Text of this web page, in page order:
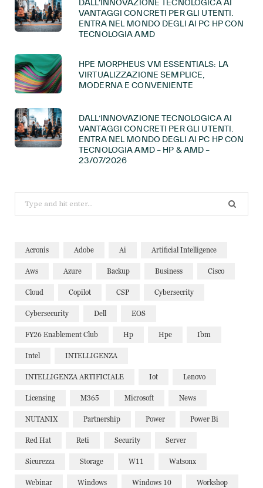
DALL’INNOVAZIONE TECNOLOGICA AI
VANTAGGI CONCRETI PER GLI UTENTI.
ENTRA NEL MONDO DEGLI AI PC HP CON
TECNOLOGIA AMD
HPE MORPHEUS VM ESSENTIALS: LA
VIRTUALIZZAZIONE SEMPLICE,
MODERNA E CONVENIENTE
DALL’INNOVAZIONE TECNOLOGICA AI
VANTAGGI CONCRETI PER GLI UTENTI.
ENTRA NEL MONDO DEGLI AI PC HP CON
TECNOLOGIA AMD – HP & AMD –
23/07/2026
for:
Acronis Adobe Ai Artificial Intelligence
Aws Azure Backup Business Cisco
Cloud Copilot CSP Cybersecrity
Cybersecurity Dell EOS
FY26 Enablement Club Hp Hpe Ibm
Intel INTELLIGENZA
INTELLIGENZA ARTIFICIALE Iot Lenovo
Licensing M365 Microsoft News
NUTANIX Partnership Power Power Bi
Red Hat Reti Security Server
Sicurezza Storage W11 Watsonx
Webinar Windows Windows 10 Workshop